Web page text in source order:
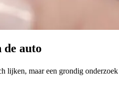
auto
lijken, maar een grondig onderzoek